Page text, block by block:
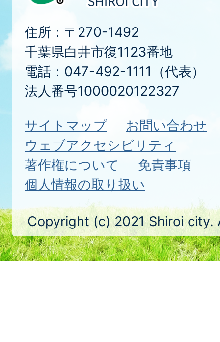
住所：〒270-1492
千葉県白井市復1123番地
電話：047-492-1111（代表）
法人番号1000020122327
サイトマップ
お問い合わせ
ウェブアクセシビリティ
著作権について
免責事項
個人情報の取り扱い
Copyright (c) 2021 Shiroi city.